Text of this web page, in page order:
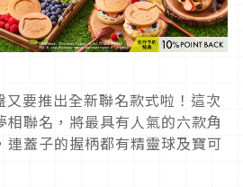
要推出全新聯名款式啦！這次
相聯名，將最具有人氣的六款角
連蓋子的握柄都有精靈球及寶可